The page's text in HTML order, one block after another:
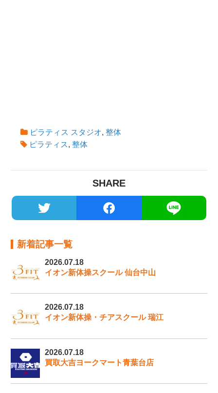
ピラティス スタジオ,整体
ピラティス,整体
SHARE
新着記事一覧
2026.07.18
イオン新体操スクール 仙台中山
2026.07.18
イオン新体操・チアスクール 瑞江
2026.07.18
買取大吉ヨークマート青葉台店